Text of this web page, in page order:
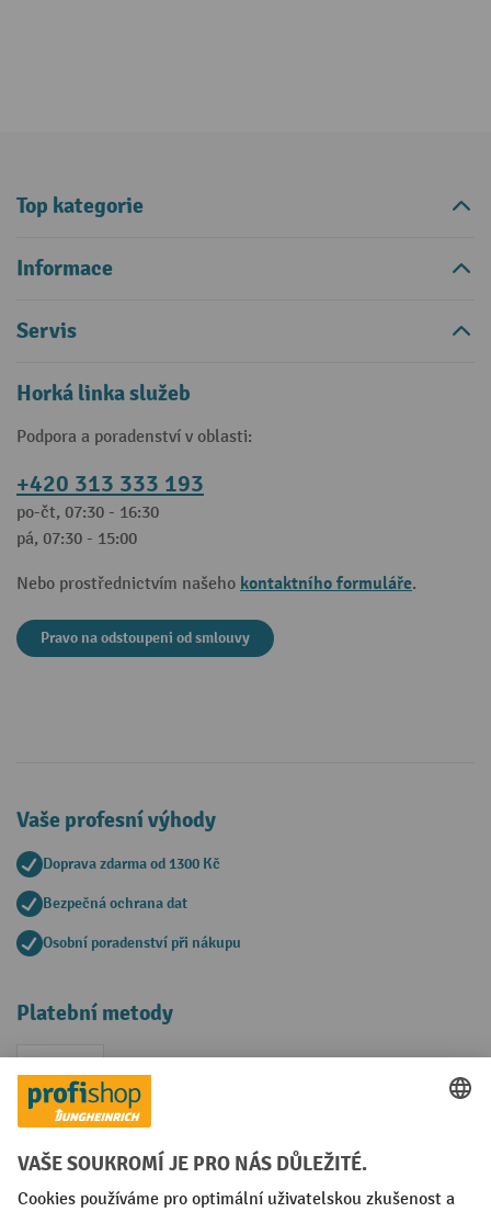
Top kategorie
Informace
Servis
Horká linka služeb
Podpora a poradenství v oblasti:
+420 313 333 193
po-čt, 07:30 - 16:30
pá, 07:30 - 15:00
Nebo prostřednictvím našeho kontaktního formuláře.
Pravo na odstoupeni od smlouvy
Vaše profesní výhody
Doprava zdarma od 1300 Kč
Bezpečná ochrana dat
Osobní poradenství při nákupu
Platební metody
Faktura
Sociální sítě
Facebook
YouTubeLinkedIn